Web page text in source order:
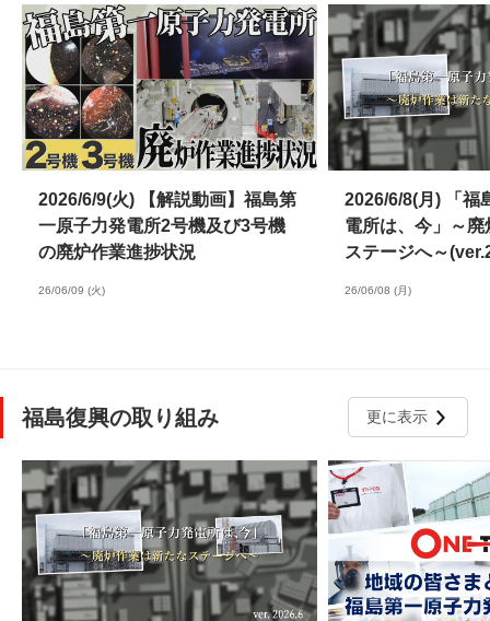
2026/6/9(火) 【解説動画】福島第
一原子力発電所2号機及び3号機
の廃炉作業進捗状況
26/06/09 (火)
2026/6/8(月) 「福
電所は、今」～
ステージへ～
26/06/08 (月)
福島復興の取り組み 更に表示